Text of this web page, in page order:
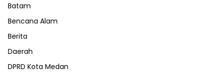
Batam
Bencana Alam
Berita
Daerah
DPRD Kota Medan